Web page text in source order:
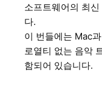
소프트웨어의 최
다.
이 번들에는 Mac
로열티 없는 음악
함되어 있습니다.